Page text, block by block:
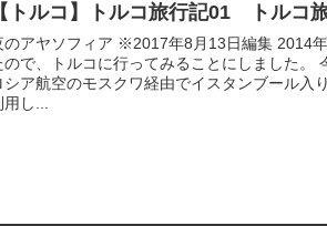
トルコ】トルコ旅行記01 トルコ
アヤソフィア ※2017年8月13日編集 2014年4月26日 連休がとれ
で、トルコに行ってみることにしました。 今回はアエロフロート
シア航空のモスクワ経由でイスタンブール入
し...